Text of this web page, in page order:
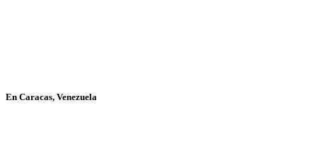
En Caracas, Venezuela